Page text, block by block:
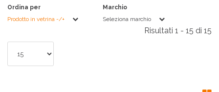
Ordina per
Prodotto in vetrina -/+
Marchio
Seleziona marchio
Risultati 1 - 15 di 15